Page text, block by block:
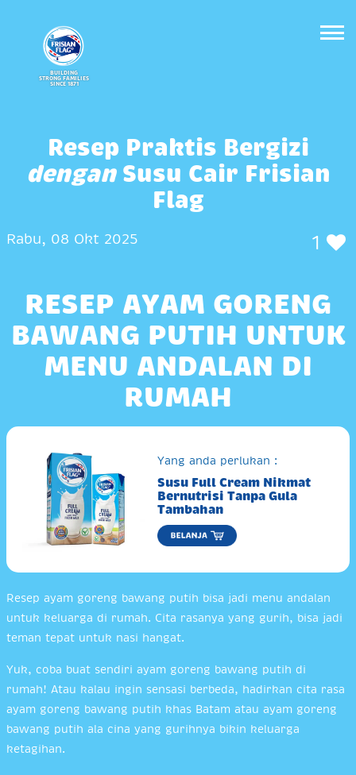
BUILDING
STRONG FAMILIES
SINCE 1871
Resep Praktis Bergizi
denganSusu Cair Frisian
Flag
Rabu, 08 Okt 2025 1
RESEP AYAM GORENG
BAWANG PUTIH UNTUK
MENU ANDALAN DI
RUMAH
Yang anda perlukan :
Susu Full Cream Nikmat
Bernutrisi Tanpa Gula
Tambahan
Resep ayam goreng bawang putih bisa jadi menu andalan
untuk keluarga di rumah. Cita rasanya yang gurih, bisa jadi
teman tepat untuk nasi hangat.
Yuk, coba buat sendiri ayam goreng bawang putih di
rumah! Atau kalau ingin sensasi berbeda, hadirkan cita rasa
ayam goreng bawang putih khas Batam atau ayam goreng
bawang putih ala cina yang gurihnya bikin keluarga
ketagihan.